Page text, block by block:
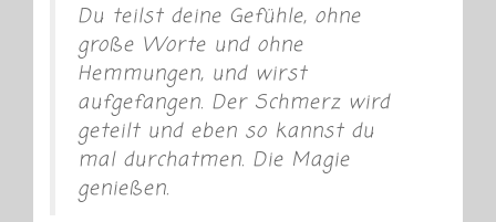
Du teilst deine Gefühle, ohne
große Worte und ohne
Hemmungen, und wirst
aufgefangen. Der Schmerz wird
geteilt und eben so kannst du
mal durchatmen. Die Magie
genießen.